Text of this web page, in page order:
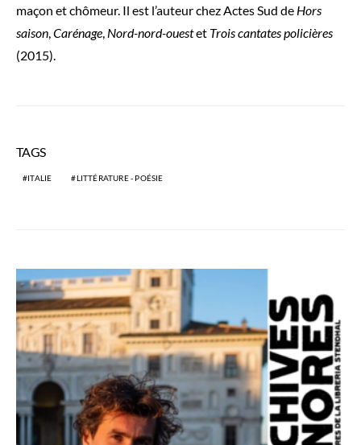
maçon et chômeur. Il est l’auteur chez Actes Sud de Hors
saison,Carénage, Nord-nord-ouestet Trois cantates policières
(2015).
TAGS
ITALIE LITTÉRATURE - POÉSIE